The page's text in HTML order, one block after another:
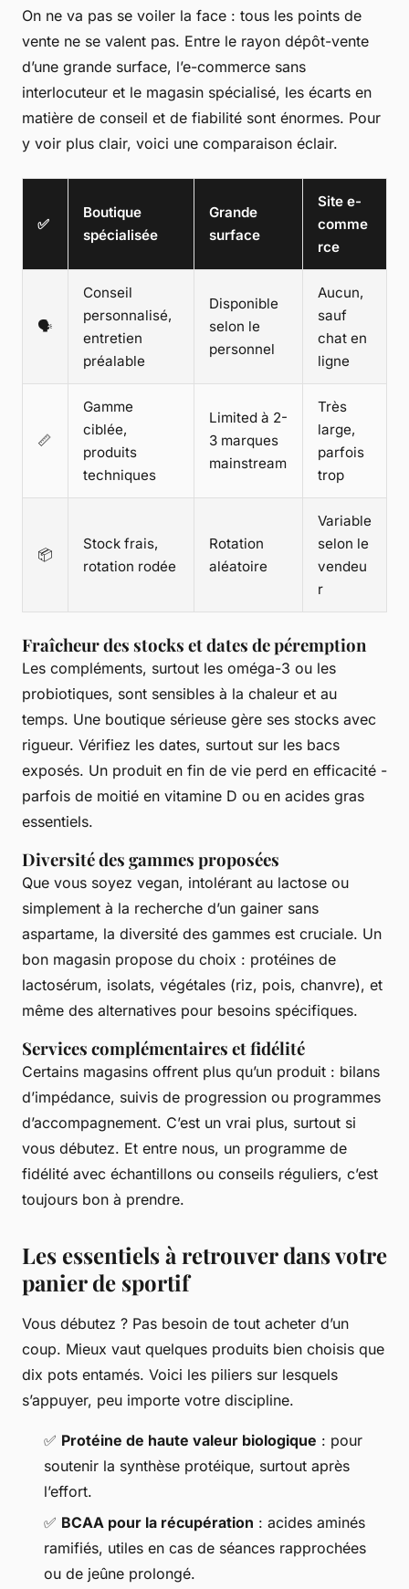
On ne va pas se voiler la face : tous les points de
vente ne se valent pas. Entre le rayon dépôt-vente
d’une grande surface, l’e-commerce sans
interlocuteur et le magasin spécialisé, les écarts en
matière de conseil et de fiabilité sont énormes. Pour
y voir plus clair, voici une comparaison éclair.
✅
Boutique
spécialisée
Grande
surface
Site e-
comme
rce
🗣️
Conseil
personnalisé,
entretien
préalable
Disponible
selon le
personnel
Aucun,
sauf
chat en
ligne
📏
Gamme
ciblée,
produits
techniques
Limited à 2-
3 marques
mainstream
Très
large,
parfois
trop
📦
Stock frais,
rotation rodée
Rotation
aléatoire
Variable
selon le
vendeu
r
Fraîcheur des stocks et dates de péremption
Les compléments, surtout les oméga-3 ou les
probiotiques, sont sensibles à la chaleur et au
temps. Une boutique sérieuse gère ses stocks avec
rigueur. Vérifiez les dates, surtout sur les bacs
exposés. Un produit en fin de vie perd en efficacité -
parfois de moitié en vitamine D ou en acides gras
essentiels.
Diversité des gammes proposées
Que vous soyez vegan, intolérant au lactose ou
simplement à la recherche d’un gainer sans
aspartame, la diversité des gammes est cruciale. Un
bon magasin propose du choix : protéines de
lactosérum, isolats, végétales (riz, pois, chanvre), et
même des alternatives pour besoins spécifiques.
Services complémentaires et fidélité
Certains magasins offrent plus qu’un produit : bilans
d’impédance, suivis de progression ou programmes
d’accompagnement. C’est un vrai plus, surtout si
vous débutez. Et entre nous, un programme de
fidélité avec échantillons ou conseils réguliers, c’est
toujours bon à prendre.
Les essentiels à retrouver dans votre
panier de sportif
Vous débutez ? Pas besoin de tout acheter d’un
coup. Mieux vaut quelques produits bien choisis que
dix pots entamés. Voici les piliers sur lesquels
s’appuyer, peu importe votre discipline.
✅ Protéine de haute valeur biologique : pour
soutenir la synthèse protéique, surtout après
l’effort.
✅ BCAA pour la récupération : acides aminés
ramifiés, utiles en cas de séances rapprochées
ou de jeûne prolongé.